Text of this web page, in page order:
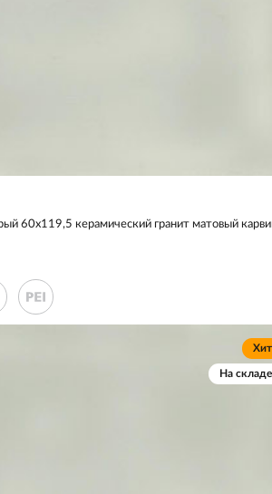
60x119,5 керамический гранит матовый
Хит
На складе